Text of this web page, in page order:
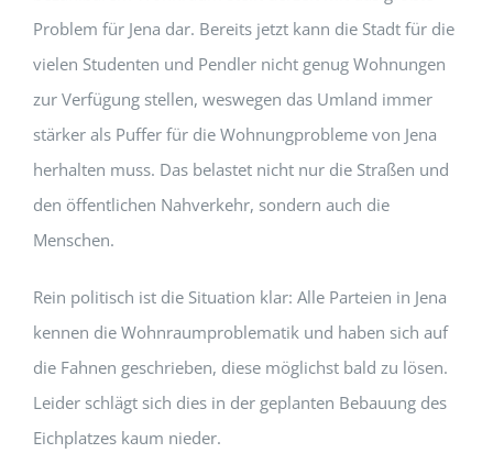
Problem für Jena dar. Bereits jetzt kann die Stadt für die
vielen Studenten und Pendler nicht genug Wohnungen
zur Verfügung stellen, weswegen das Umland immer
stärker als Puffer für die Wohnungprobleme von Jena
herhalten muss. Das belastet nicht nur die Straßen und
den öffentlichen Nahverkehr, sondern auch die
Menschen.
Rein politisch ist die Situation klar: Alle Parteien in Jena
kennen die Wohnraumproblematik und haben sich auf
die Fahnen geschrieben, diese möglichst bald zu lösen.
Leider schlägt sich dies in der geplanten Bebauung des
Eichplatzes kaum nieder.